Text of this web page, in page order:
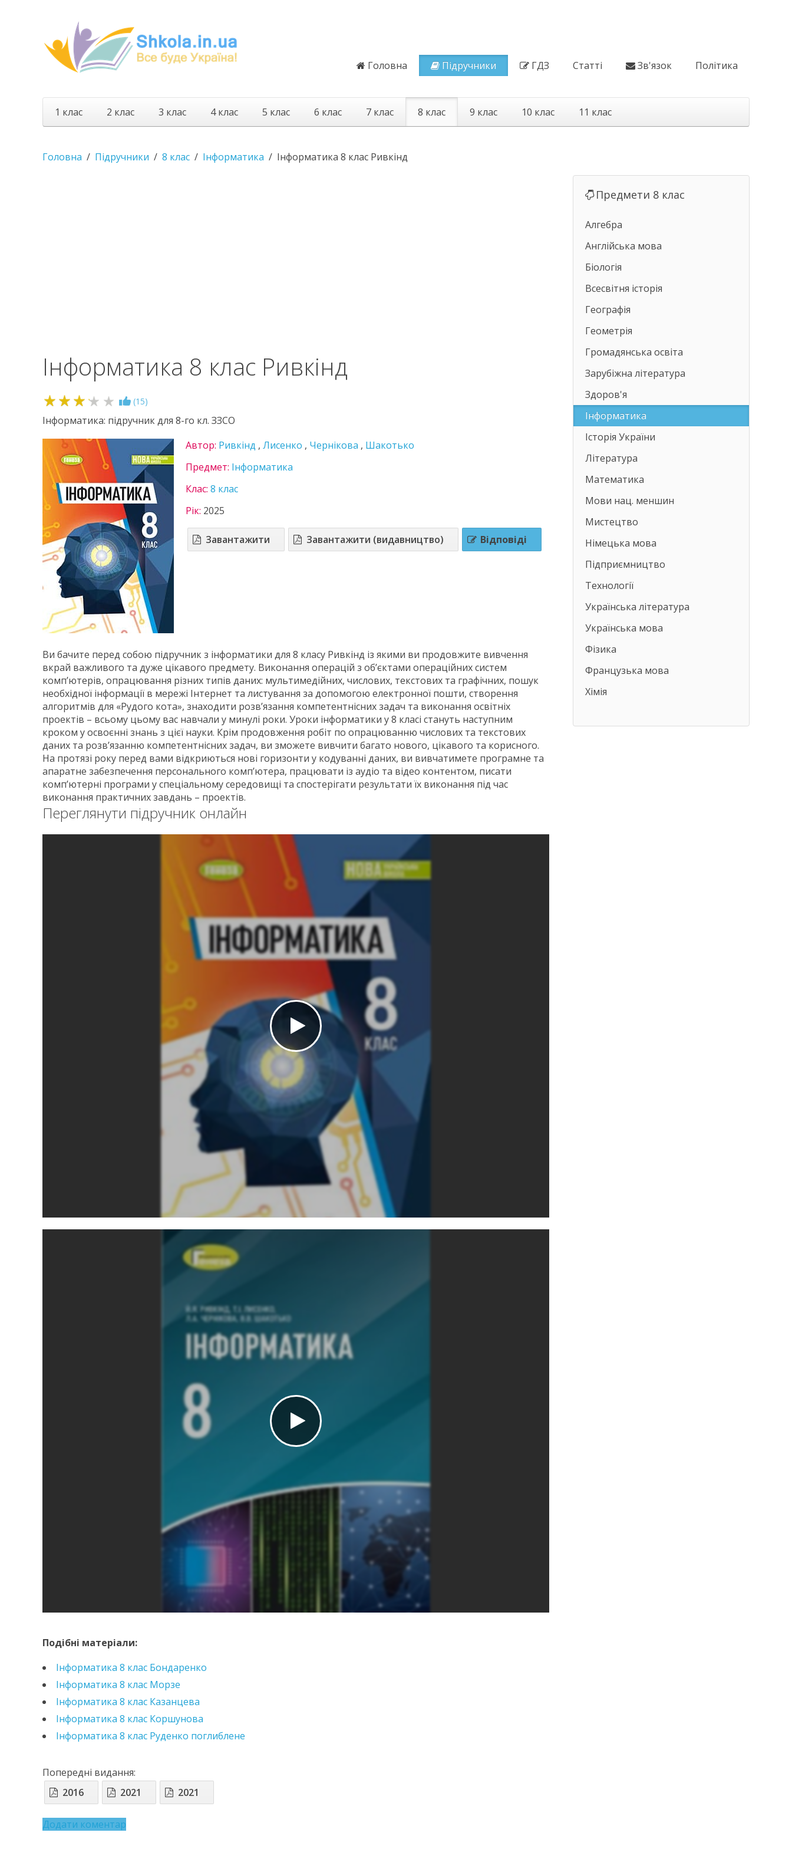
Головна Підручники ГДЗ Статті Зв'язок Політика
1 клас 2 клас 3 клас 4 клас 5 клас 6 клас 7 клас 8 клас 9 клас 10 клас 11 клас
Головна Підручники 8 клас Інформатика Інформатика 8 клас Ривкінд
Інформатика 8 клас Ривкінд
3.2 (15)
Інформатика: підручник для 8-го кл. ЗЗСО
Автор: Ривкінд , Лисенко , Чернікова , Шакотько
Предмет: Інформатика
Клас: 8 клас
Рік: 2025
Завантажити Завантажити (видавництво) Відповіді
Ви бачите перед собою підручник з інформатики для 8 класу Ривкінд із якими ви продовжите вивчення
вкрай важливого та дуже цікавого предмету. Виконання операцій з об’єктами операційних систем
комп’ютерів, опрацювання різних типів даних: мультимедійних, числових, текстових та графічних, пошук
необхідної інформації в мережі Інтернет та листування за допомогою електронної пошти, створення
алгоритмів для «Рудого кота», знаходити розв’язання компетентнісних задач та виконання освітніх
проектів – всьому цьому вас навчали у минулі роки. Уроки інформатики у 8 класі стануть наступним
кроком у освоєнні знань з цієї науки. Крім продовження робіт по опрацюванню числових та текстових
даних та розв’язанню компетентнісних задач, ви зможете вивчити багато нового, цікавого та корисного.
На протязі року перед вами відкриються нові горизонти у кодуванні даних, ви вивчатимете програмне та
апаратне забезпечення персонального комп’ютера, працювати із аудіо та відео контентом, писати
комп’ютерні програми у спеціальному середовищі та спостерігати результати їх виконання під час
виконання практичних завдань – проектів.
Переглянути підручник онлайн
Подібні матеріали:
Інформатика 8 клас Бондаренко
Інформатика 8 клас Морзе
Інформатика 8 клас Казанцева
Інформатика 8 клас Коршунова
Інформатика 8 клас Руденко поглиблене
Попередні видання:
2016
2021 2021
Додати коментар
Предмети 8 клас
Алгебра
Англійська мова
Біологія
Всесвітня історія
Географія
Геометрія
Громадянська освіта
Зарубіжна література
Здоров'я
Інформатика
Історія України
Література
Математика
Мови нац. меншин
Мистецтво
Німецька мова
Підприємництво
Технології
Українська література
Українська мова
Фізика
Французька мова
Хімія